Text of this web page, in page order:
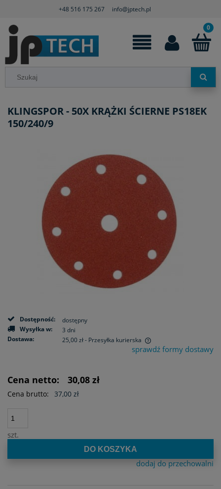
+48 516 175 267 info@jptech.pl
KLINGSPOR - 50X KRĄŻKI ŚCIERNE PS18EK
150/240/9
Dostępność:
dostępny
Wysyłka w:
3 dni
Dostawa:
25,00 zł - Przesyłka kurierska
Cena nie zawiera ewentualnych kosztów płatnościsprawdź formy dostawy
Cena netto: 30,08 zł
Cena brutto: 37,00 zł
szt.
DO KOSZYKA
dodaj do przechowalni